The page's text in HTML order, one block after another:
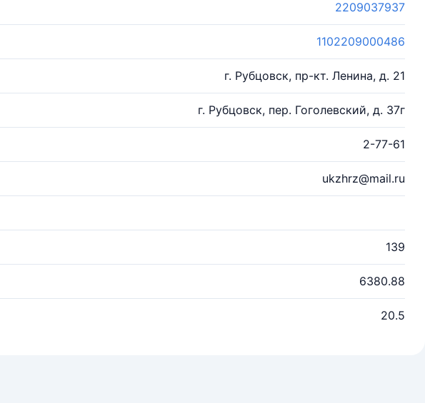
2209037937
1102209000486
г. Рубцовск, пр-кт. Ленина, д. 21
г. Рубцовск, пер. Гоголевский, д. 37г
2-77-61
ukzhrz@mail.ru
139
6380.88
20.5